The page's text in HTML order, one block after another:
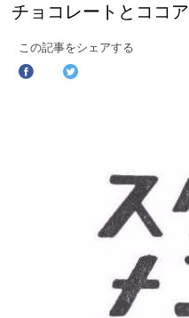
チョコレートとココア
この記事をシェアする